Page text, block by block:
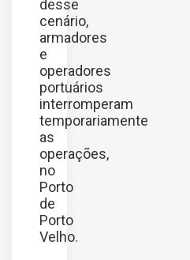
desse
cenário,
armadores
e
operadores
portuários
interromperam
temporariamente
as
operações,
no
Porto
de
Porto
Velho.